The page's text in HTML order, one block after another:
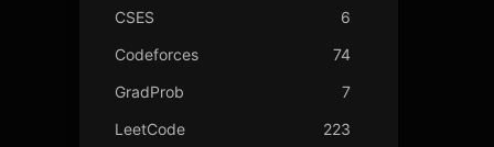
CSES
6
Codeforces
74
GradProb
7
LeetCode
223